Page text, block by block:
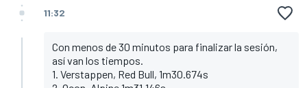
11:32
Con menos de 30 minutos para finalizar la sesión,
así van los tiempos.
1. Verstappen, Red Bull, 1m30.674s